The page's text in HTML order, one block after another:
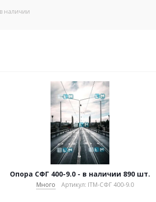
наличии
Опора СФГ 400-9.0 - в наличии 890 шт.
Много Артикул: ITM-СФГ 400-9.0